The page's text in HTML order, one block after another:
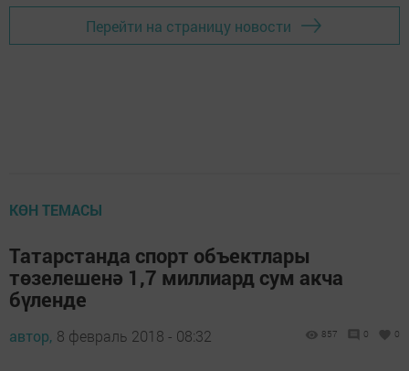
Перейти на страницу новости
КӨН ТЕМАСЫ
Татарстанда спорт объектлары
төзелешенә 1,7 миллиард сум акча
бүленде
автор, 8 февраль 2018 - 08:32 857 0 0